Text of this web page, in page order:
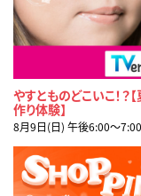
やすとものどこいこ！？
作り体験】
8月9日(日) 午後6:00〜7:00